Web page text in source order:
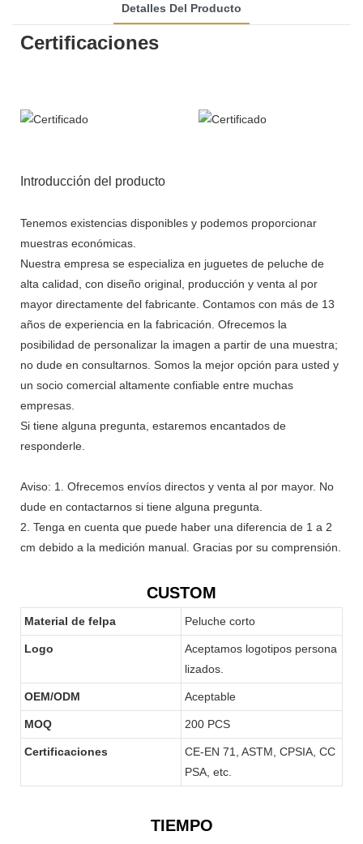
Detalles Del Producto
Certificaciones
Introducción del producto
Tenemos existencias disponibles y podemos proporcionar
muestras económicas.
Nuestra empresa se especializa en juguetes de peluche de
alta calidad, con diseño original, producción y venta al por
mayor directamente del fabricante. Contamos con más de 13
años de experiencia en la fabricación. Ofrecemos la
posibilidad de personalizar la imagen a partir de una muestra;
no dude en consultarnos. Somos la mejor opción para usted y
un socio comercial altamente confiable entre muchas
empresas.
Si tiene alguna pregunta, estaremos encantados de
responderle.
Aviso: 1. Ofrecemos envíos directos y venta al por mayor. No
dude en contactarnos si tiene alguna pregunta.
2. Tenga en cuenta que puede haber una diferencia de 1 a 2
cm debido a la medición manual. Gracias por su comprensión.
CUSTOM
Material de felpa Peluche corto
Logo
Aceptamos logotipos persona
lizados.
OEM/ODM Aceptable
MOQ 200 PCS
Certificaciones
CE-EN 71, ASTM, CPSIA, CC
PSA, etc.
TIEMPO